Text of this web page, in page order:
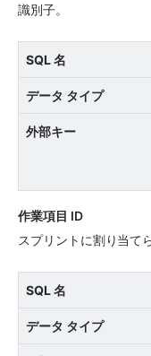
識別子。
SQL 名
データ タイプ
外部キー
作業項目 ID
スプリントに割り当て
SQL 名
データ タイプ